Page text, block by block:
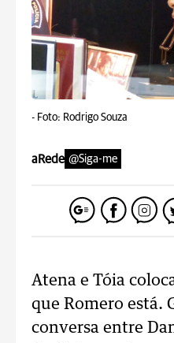
- Foto: Rodrigo Souza
aRede @Siga-me
Atena e Tóia
que Romero está.
conversa entre